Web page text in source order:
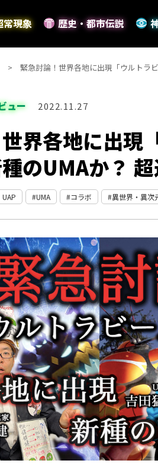
常現象 歴史・都市伝説
緊急討論！世界各地に出現「ウルトラ
ュー 2022.11.27
界各地に出現
のUMAか？
UAP UMA コラボ 異世界・異次